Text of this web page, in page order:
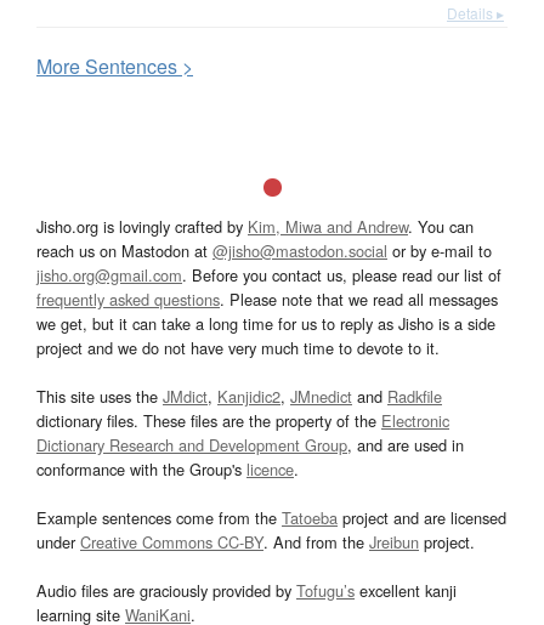
Details ▸
MoreSentences >
Jisho.org is lovingly crafted by Kim, Miwa and Andrew. You can
reach us on Mastodon at @jisho@mastodon.social or by e-mail to
jisho.org@gmail.com. Before you contact us, please read our list of
frequently asked questions. Please note that we read all messages
we get, but it can take a long time for us to reply as Jisho is a side
project and we do not have very much time to devote to it.
This site uses the JMdict, Kanjidic2, JMnedict and Radkfile
dictionary files. These files are the property of the Electronic
Dictionary Research and Development Group, and are used in
conformance with the Group's licence.
Example sentences come from the Tatoeba project and are licensed
underCreative Commons CC-BY. And from the Jreibun project.
Audio files are graciously provided by Tofugu’s excellent kanji
learning site WaniKani.